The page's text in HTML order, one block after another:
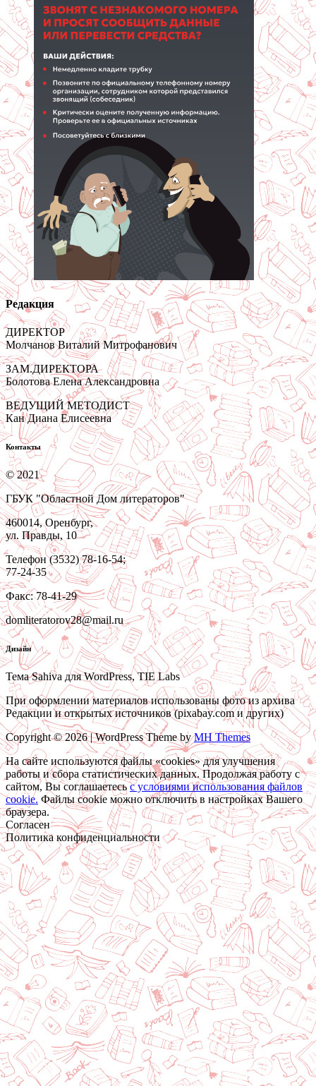
Редакция
ДИРЕКТОР
Молчанов Виталий Митрофанович
ЗАМ.ДИРЕКТОРА
Болотова Елена Александровна
ВЕДУЩИЙ МЕТОДИСТ
Кан Диана Елисеевна
Контакты
© 2021
ГБУК "Областной Дом литераторов"
460014, Оренбург,
ул. Правды, 10
Телефон (3532) 78-16-54;
77-24-35
Факс: 78-41-29
domliteratorov28@mail.ru
Дизайн
Тема Sahiva для WordPress, TIE Labs
При оформлении материалов использованы фото из архива
Редакции и открытых источников (pixabay.com и других)
Copyright © 2026 | WordPress Theme byMH Themes
На сайте используются файлы «cookies» для улучшения
работы и сбора статистических данных. Продолжая работу с
сайтом, Вы соглашаетесьc условиями использования файлов
cookie. Файлы cookie можно отключить в настройках Вашего
браузера.
Согласен
Политика конфиденциальности